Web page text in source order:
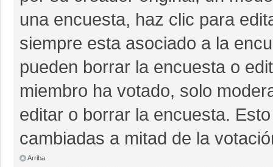
una encuesta, haz clic para
siempre esta asociado a la
pueden borrar la encuesta o
miembro ha votado, solo
editar o borrar la encuesta.
cambiadas a mitad de la
Arriba